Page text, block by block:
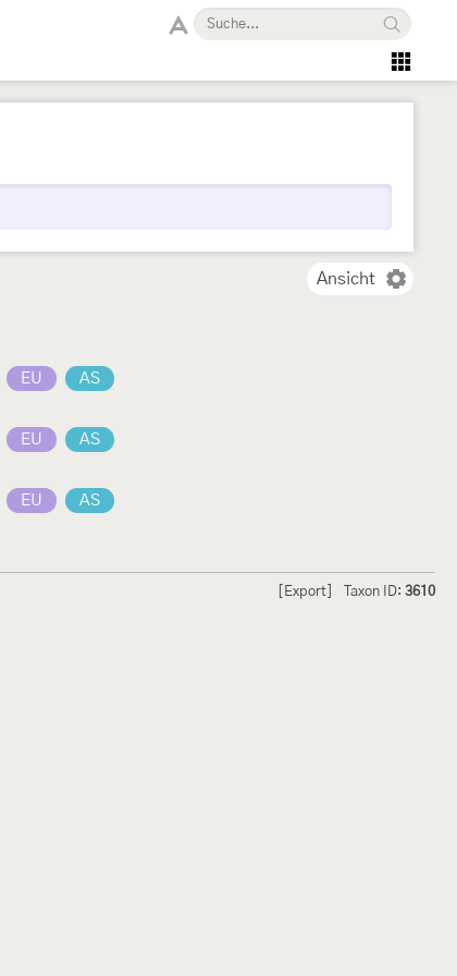
Ansicht
EU AS
EU AS
EU AS
Taxon ID: 3610
[Export]